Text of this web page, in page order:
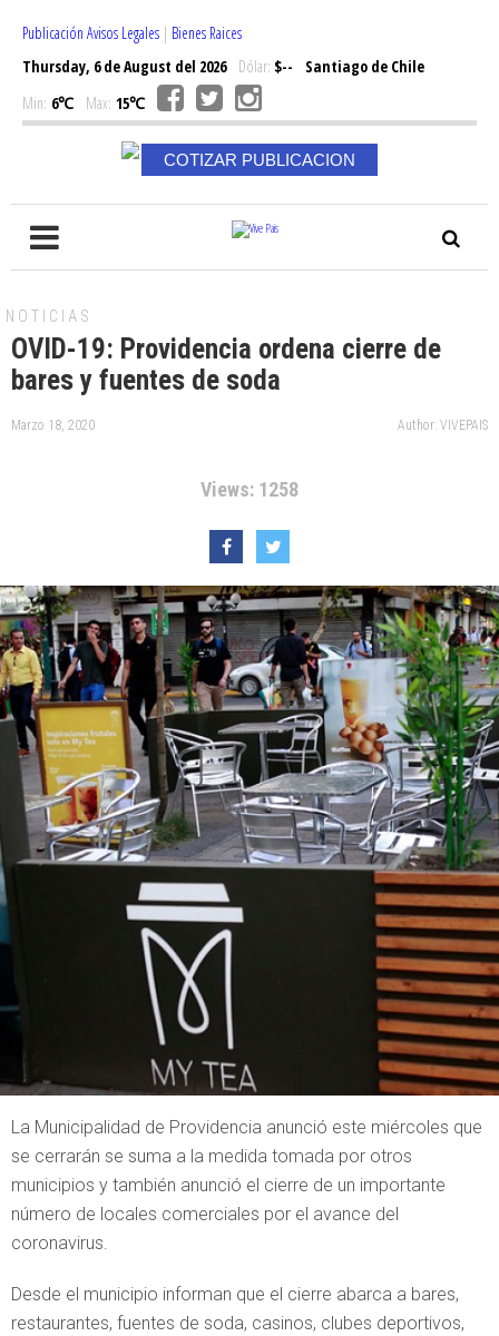
Publicación Avisos Legales | Bienes Raices
Thursday, 6 de August del 2026Dólar: $--
Santiago de Chile
Min: 6℃ Max: 15℃
COTIZAR PUBLICACION
NOTICIAS
OVID-19: Providencia ordena cierre de
bares y fuentes de soda
Marzo 18, 2020 Author: VIVEPAIS
Views: 1258
La Municipalidad de Providencia anunció este miércoles que
se cerrarán se suma a la medida tomada por otros
municipios y también anunció el cierre de un importante
número de locales comerciales por el avance del
coronavirus.
Desde el municipio informan que el cierre abarca a bares,
restaurantes, fuentes de soda, casinos, clubes deportivos,